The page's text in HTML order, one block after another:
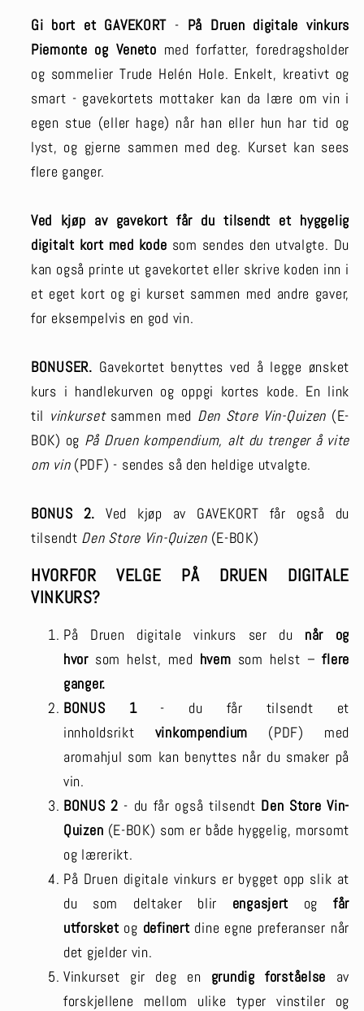
Gi bort et GAVEKORT - På Druen digitale vinkurs
Piemonte og Veneto medforfatter, foredragsholder
og sommelier Trude Helén Hole. Enkelt, kreativt og
smart - gavekortets mottaker kan da lære om vin i
egen stue (eller hage) når han eller hun har tid og
lyst, og gjerne sammen med deg. Kurset kan sees
flere ganger.
Ved kjøp av gavekort får du tilsendt et hyggelig
digitalt kort med kode som sendes den utvalgte. Du
kan også printe ut gavekortet eller skrive koden inn i
et eget kort og gi kurset sammen med andre gaver,
for eksempelvis en god vin.
BONUSER. Gavekortet benyttes ved å legge ønsket
kurs i handlekurven og oppgi kortes kode. En link
til vinkursetsammen med Den Store Vin-Quizen (E-
BOK) og På Druen kompendium, alt du trenger å vite
om vin(PDF) - sendes så den heldige utvalgte.
BONUS 2. Ved kjøp av GAVEKORT får også du
tilsendt Den Store Vin-Quizen (E-BOK)
HVORFOR VELGE PÅ DRUEN DIGITALE
VINKURS?
På Druen digitale vinkurs ser du når og
hvorsom helst, med hvem som helst –flere
ganger.
BONUS 1- du får tilsendt et
innholdsrikt vinkompendium (PDF) med
aromahjul som kan benyttes når du smaker på
vin.
BONUS 2 - du får også tilsendt Den Store Vin-
Quizen (E-BOK) som er både hyggelig, morsomt
og lærerikt.
På Druen digitale vinkurs er bygget opp slik at
du som deltaker blir engasjert og får
utforsketog definertdine egne preferanser når
det gjelder vin.
Vinkurset gir deg en grundig forståelse av
forskjellene mellom ulike typer vinstiler og